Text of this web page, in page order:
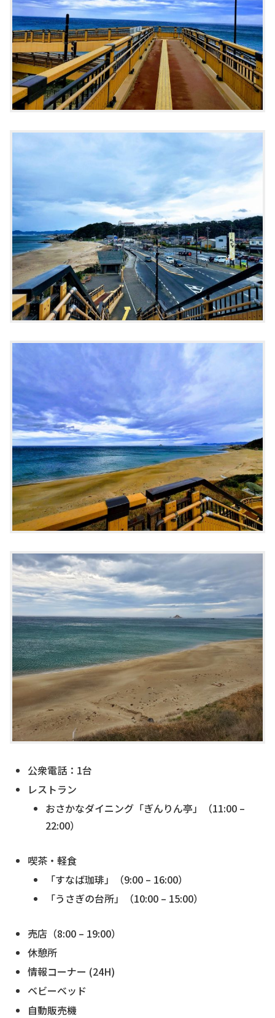
公衆電話：1台
レストラン
おさかなダイニング「ぎんりん亭」（11:00 –
22:00）
喫茶・軽食
「すなば珈琲」（9:00 – 16:00）
「うさぎの台所」（10:00 – 15:00）
売店（8:00 – 19:00）
休憩所
情報コーナー (24H)
ベビーベッド
自動販売機